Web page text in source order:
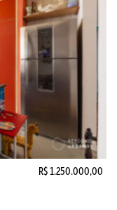
R$ 1.250.000,00